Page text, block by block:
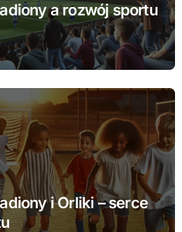
a rozwój sportu
i Orliki – serce